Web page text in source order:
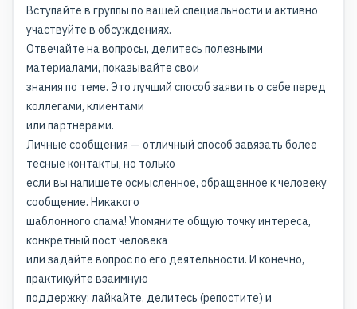
Вступайте в группы по вашей специальности и активно
участвуйте в обсуждениях.
Отвечайте на вопросы, делитесь полезными
материалами, показывайте свои
знания по теме. Это лучший способ заявить о себе перед
коллегами, клиентами
или партнерами.
Личные сообщения — отличный способ завязать более
тесные контакты, но только
если вы напишете осмысленное, обращенное к человеку
сообщение. Никакого
шаблонного спама! Упомяните общую точку интереса,
конкретный пост человека
или задайте вопрос по его деятельности. И конечно,
практикуйте взаимную
поддержку: лайкайте, делитесь (репостите) и